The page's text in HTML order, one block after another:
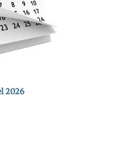
2026